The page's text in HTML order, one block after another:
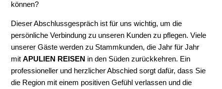
können?
Dieser Abschlussgespräch ist für uns wichtig, um die
persönliche Verbindung zu unseren Kunden zu pflegen. Viele
unserer Gäste werden zu Stammkunden, die Jahr für Jahr
mitAPULIEN REISEN in den Süden zurückkehren. Ein
professioneller und herzlicher Abschied sorgt dafür, dass Sie
die Region mit einem positiven Gefühl verlassen und die